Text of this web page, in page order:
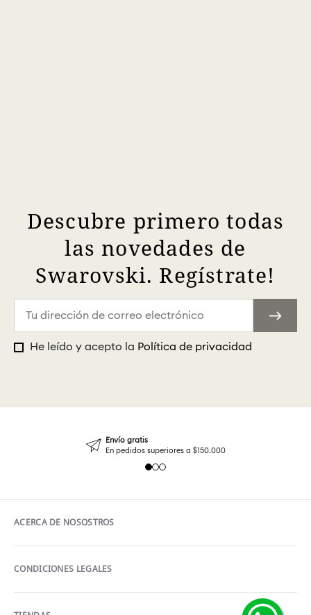
Descubre primero todas
las novedades de
Swarovski. Regístrate!
He leído y acepto la Política de privacidad
Envío gratis
En pedidos superiores a $150.000
ACERCA DE NOSOSTROS
CONDICIONES LEGALES